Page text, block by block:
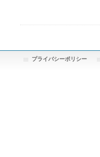
プライバシーポリシー